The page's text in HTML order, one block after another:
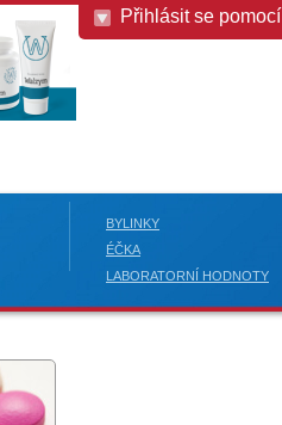
Přihlásit se pomocí
BYLINKY
ÉČKA
LABORATORNÍ HODNOTY